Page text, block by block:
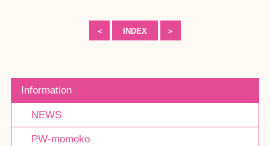
＜ INDEX ＞
Information
NEWS
PW-momoko